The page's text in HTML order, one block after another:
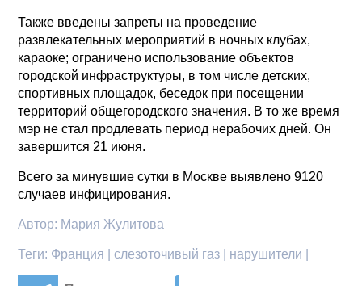
Также введены запреты на проведение
развлекательных мероприятий в ночных клубах,
караоке; ограничено использование объектов
городской инфраструктуры, в том числе детских,
спортивных площадок, беседок при посещении
территорий общегородского значения. В то же время
мэр не стал продлевать период нерабочих дней. Он
завершится 21 июня.
Всего за минувшие сутки в Москве выявлено 9120
случаев инфицирования.
Автор: Мария Жулитова
Теги: Франция | слезоточивый газ | нарушители |